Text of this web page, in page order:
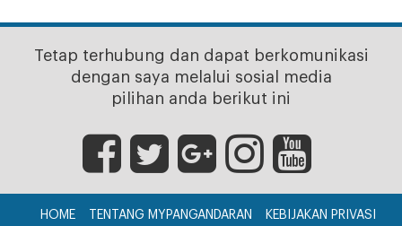
Tetap terhubung dan dapat berkomunikasi
dengan saya melalui sosial media
pilihan anda berikut ini
HOME TENTANG MYPANGANDARAN KEBIJAKAN PRIVASI